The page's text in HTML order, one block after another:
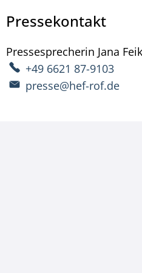
Pressekontakt
Pressesprecherin Jana Feik
+49 6621 87-9103
presse@hef-rof.de